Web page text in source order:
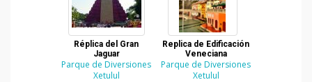
Réplica del Gran
Jaguar
Parque de Diversiones
Xetulul
Replica de Edificación
Veneciana
Parque de Diversiones
Xetulul